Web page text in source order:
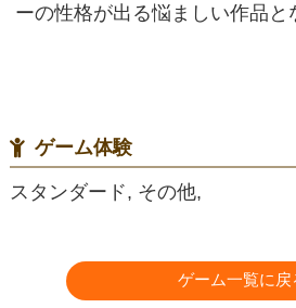
ーの性格が出る悩ましい作品と
ゲーム体験
スタンダード, その他,
ゲーム一覧に戻